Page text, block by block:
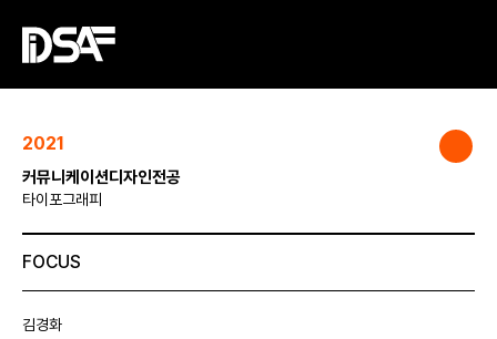
2021
커뮤니케이션디자인전공
타이포그래피
FOCUS
김경화